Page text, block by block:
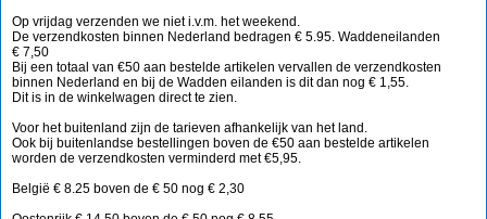
Op vrijdag verzenden we niet i.v.m. het weekend.
De verzendkosten binnen Nederland bedragen € 5.95. Waddeneilanden
€ 7,50
Bij een totaal van €50 aan bestelde artikelen vervallen de verzendkosten
binnen Nederland en bij de Wadden eilanden is dit dan nog € 1,55.
Dit is in de winkelwagen direct te zien.
Voor het buitenland zijn de tarieven afhankelijk van het land.
Ook bij buitenlandse bestellingen boven de €50 aan bestelde artikelen
worden de verzendkosten verminderd met €5,95.
België € 8.25 boven de € 50 nog € 2,30